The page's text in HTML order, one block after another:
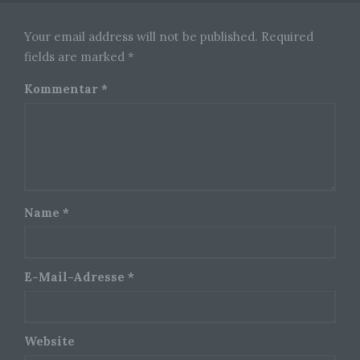
Your email address will not be published. Required
fields are marked *
Kommentar *
Name *
E-Mail-Adresse *
Website
wirtschaftlicher Lage, Gesundheit, persönlicher
Vorlieben, Interessen, Zuverlässigkeit, Verhalten,
Aufenthaltsort oder Ortswechsel dieser
vorherzusagen.
Hinzuziehung zusätzlicher Informationen nicht
werden und technischen und organisatorischen
Maßnahmen unterliegen, die gewährleisten, dass